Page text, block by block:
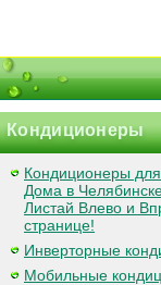
Кондиционеры
Кондиционеры
Дома в
Листай Влево и
странице!
Инверторные
Мобильные